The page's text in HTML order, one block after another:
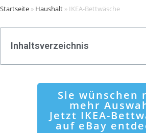
Startseite » Haushalt » IKEA-Bettwäsche
Inhaltsverzeichnis
Sie wünschen
mehr
Jetzt IKEA-
auf eBay